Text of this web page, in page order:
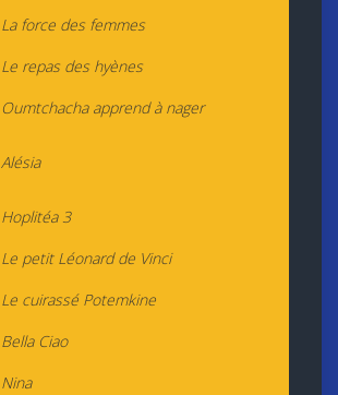
La force des femmes
Le repas des hyènes
Oumtchacha apprend à nager
Alésia
Hoplitéa 3
Le petit Léonard de Vinci
Le cuirassé Potemkine
Bella Ciao
Nina